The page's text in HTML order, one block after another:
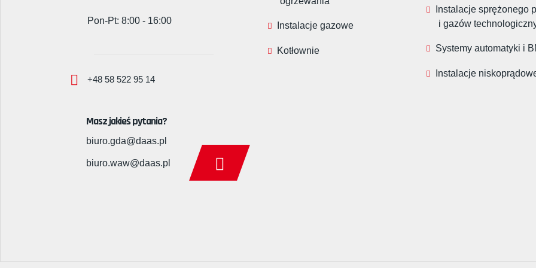
Pon-Pt: 8:00 - 16:00
+48 58 522 95 14
Masz jakieś pytania?
biuro.gda@daas.pl
biuro.waw@daas.pl
Instalacje gazowe
Kotłownie
Instalacje sprężonego
i gazów
Systemy automatyki i
Instalacje